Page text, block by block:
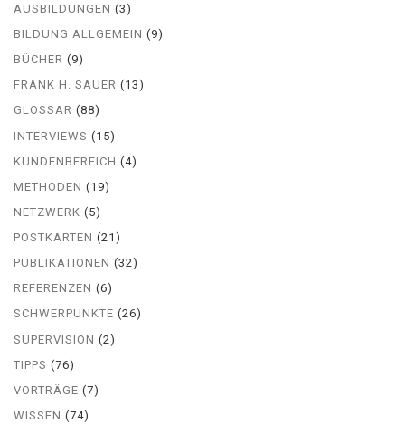
AUSBILDUNGEN (3)
BILDUNG ALLGEMEIN (9)
BÜCHER (9)
FRANK H. SAUER (13)
GLOSSAR (88)
INTERVIEWS (15)
KUNDENBEREICH (4)
METHODEN (19)
NETZWERK (5)
POSTKARTEN (21)
PUBLIKATIONEN (32)
REFERENZEN (6)
SCHWERPUNKTE (26)
SUPERVISION (2)
TIPPS (76)
VORTRÄGE (7)
WISSEN (74)